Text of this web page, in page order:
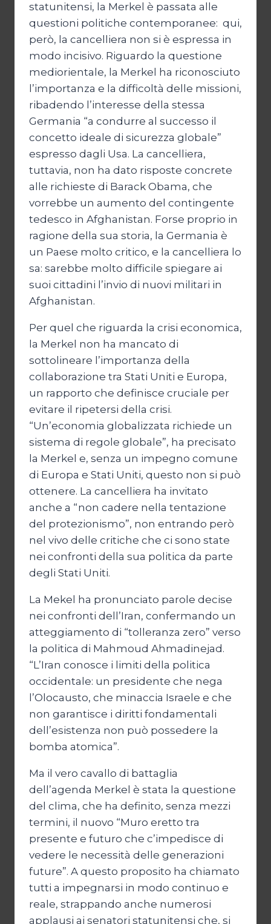
statunitensi, la Merkel è passata alle
questioni politiche contemporanee: qui,
però, la cancelliera non si è espressa in
modo incisivo. Riguardo la questione
mediorientale, la Merkel ha riconosciuto
l’importanza e la difficoltà delle missioni,
ribadendo l’interesse della stessa
Germania “a condurre al successo il
concetto ideale di sicurezza globale”
espresso dagli Usa. La cancelliera,
tuttavia, non ha dato risposte concrete
alle richieste di Barack Obama, che
vorrebbe un aumento del contingente
tedesco in Afghanistan. Forse proprio in
ragione della sua storia, la Germania è
un Paese molto critico, e la cancelliera lo
sa: sarebbe molto difficile spiegare ai
suoi cittadini l’invio di nuovi militari in
Afghanistan.
Per quel che riguarda la crisi economica,
la Merkel non ha mancato di
sottolineare l’importanza della
collaborazione tra Stati Uniti e Europa,
un rapporto che definisce cruciale per
evitare il ripetersi della crisi.
“Un’economia globalizzata richiede un
sistema di regole globale”, ha precisato
la Merkel e, senza un impegno comune
di Europa e Stati Uniti, questo non si può
ottenere. La cancelliera ha invitato
anche a “non cadere nella tentazione
del protezionismo”, non entrando però
nel vivo delle critiche che ci sono state
nei confronti della sua politica da parte
degli Stati Uniti.
La Mekel ha pronunciato parole decise
nei confronti dell’Iran, confermando un
atteggiamento di “tolleranza zero” verso
la politica di Mahmoud Ahmadinejad.
“L’Iran conosce i limiti della politica
occidentale: un presidente che nega
l’Olocausto, che minaccia Israele e che
non garantisce i diritti fondamentali
dell’esistenza non può possedere la
bomba atomica”.
Ma il vero cavallo di battaglia
dell’agenda Merkel è stata la questione
del clima, che ha definito, senza mezzi
termini, il nuovo “Muro eretto tra
presente e futuro che c’impedisce di
vedere le necessità delle generazioni
future”. A questo proposito ha chiamato
tutti a impegnarsi in modo continuo e
reale, strappando anche numerosi
applausi ai senatori statunitensi che, si